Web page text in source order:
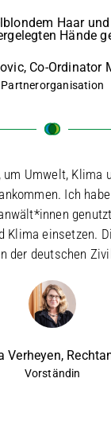
Co-Ordinator
Partnerorganisation
Umwelt,
Ich
Klima einsetzen.
der deutschen
Verheyen,
Vorständin